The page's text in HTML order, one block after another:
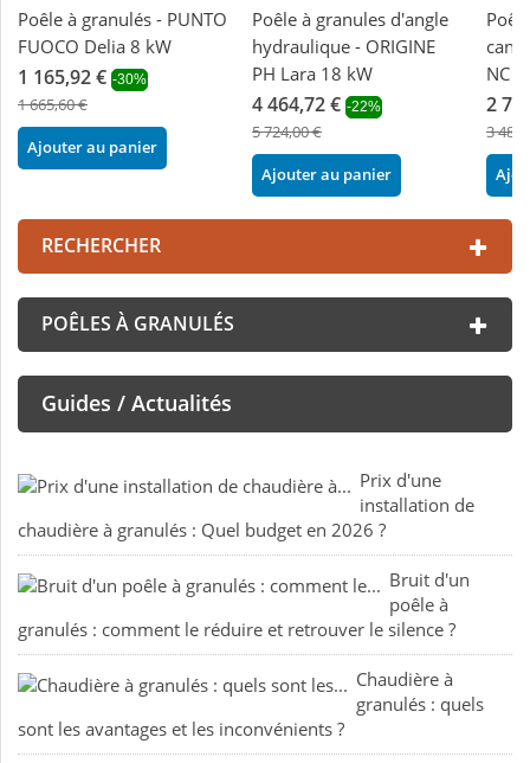
Poêle à granulés - PUNTO
FUOCO Delia 8 kW
1 165,92 € -30%
1 665,60 €
Ajouter au panier
Poêle à granules d'angle
hydraulique - ORIGINE
PH Lara 18 kW
4 464,72 € -22%
5 724,00 €
Ajouter au panier
NC
2
3
RECHERCHER
POÊLES À GRANULÉS
Guides / Actualités
Prix d'une
installation de
chaudière à granulés : Quel budget en 2026 ?
Bruit d'un
poêle à
granulés : comment le réduire et retrouver le silence ?
Chaudière à
granulés : quels
sont les avantages et les inconvénients ?